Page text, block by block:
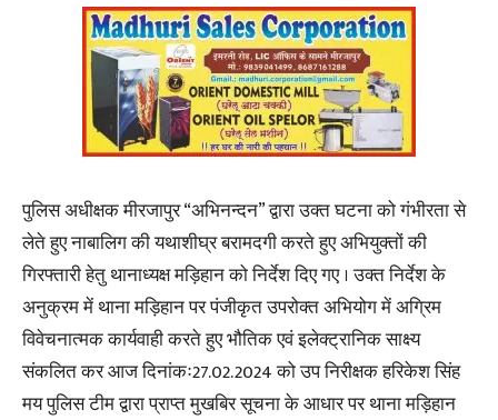
पुलिस अधीक्षक मीरजापुर “अभिनन्दन” द्वारा उक्त घटना को गंभीरता से
लेते हुए नाबालिग की यथाशीघ्र बरामदगी करते हुए अभियुक्तों की
गिरफ्तारी हेतु थानाध्यक्ष मड़िहान को निर्देश दिए गए । उक्त निर्देश के
अनुक्रम में थाना मड़िहान पर पंजीकृत उपरोक्त अभियोग में अग्रिम
विवेचनात्मक कार्यवाही करते हुए भौतिक एवं इलेक्ट्रानिक साक्ष्य
संकलित कर आज दिनांकः27.02.2024 को उप निरीक्षक हरिकेश सिंह
मय पुलिस टीम द्वारा प्राप्त मुखबिर सूचना के आधार पर थाना मड़िहान